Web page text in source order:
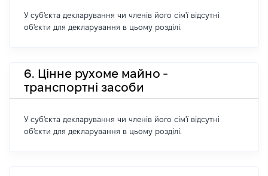
У суб'єкта декларування чи членів його сім'ї відсутні
об'єкти для декларування в цьому розділі.
6. Цінне рухоме майно -
транспортні засоби
У суб'єкта декларування чи членів його сім'ї відсутні
об'єкти для декларування в цьому розділі.